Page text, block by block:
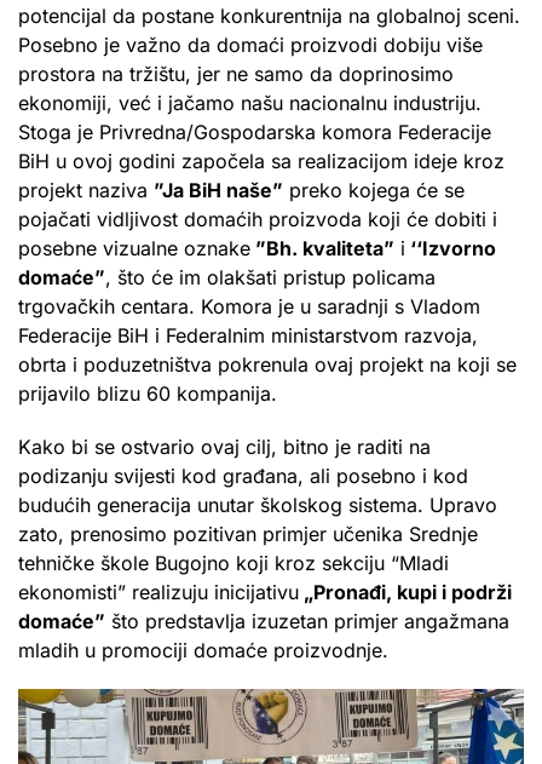
potencijal da postane konkurentnija na globalnoj sceni.
Posebno je važno da domaći proizvodi dobiju više
prostora na tržištu, jer ne samo da doprinosimo
ekonomiji, već i jačamo našu nacionalnu industriju.
Stoga je Privredna/Gospodarska komora Federacije
BiH u ovoj godini započela sa realizacijom ideje kroz
projekt naziva ”Ja BiH naše” preko kojega će se
pojačati vidljivost domaćih proizvoda koji će dobiti i
posebne vizualne oznake ”Bh. kvaliteta” i ‘‘Izvorno
domaće”, što će im olakšati pristup policama
trgovačkih centara. Komora je u saradnji s Vladom
Federacije BiH i Federalnim ministarstvom razvoja,
obrta i poduzetništva pokrenula ovaj projekt na koji se
prijavilo blizu 60 kompanija.
Kako bi se ostvario ovaj cilj, bitno je raditi na
podizanju svijesti kod građana, ali posebno i kod
budućih generacija unutar školskog sistema. Upravo
zato, prenosimo pozitivan primjer učenika Srednje
tehničke škole Bugojno koji kroz sekciju “Mladi
ekonomisti” realizuju inicijativu „Pronađi, kupi i podrži
domaće” što predstavlja izuzetan primjer angažmana
mladih u promociji domaće proizvodnje.